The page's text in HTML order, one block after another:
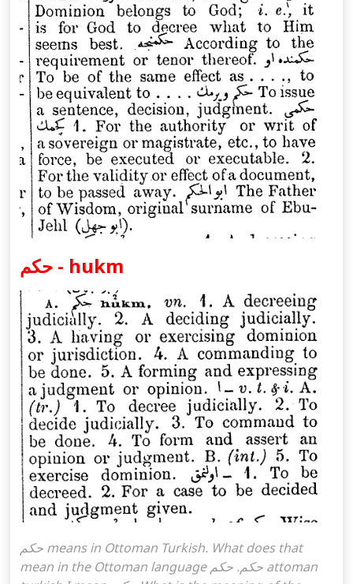
حكم - hukm
حكم means in Ottoman Turkish. What does that
mean in the Ottoman language حكم. حكم attoman